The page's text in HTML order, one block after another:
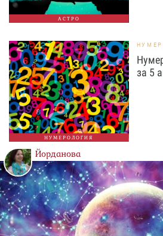
АСТРО
НУМЕРОЛОГИЯ
за 5
Йорданова